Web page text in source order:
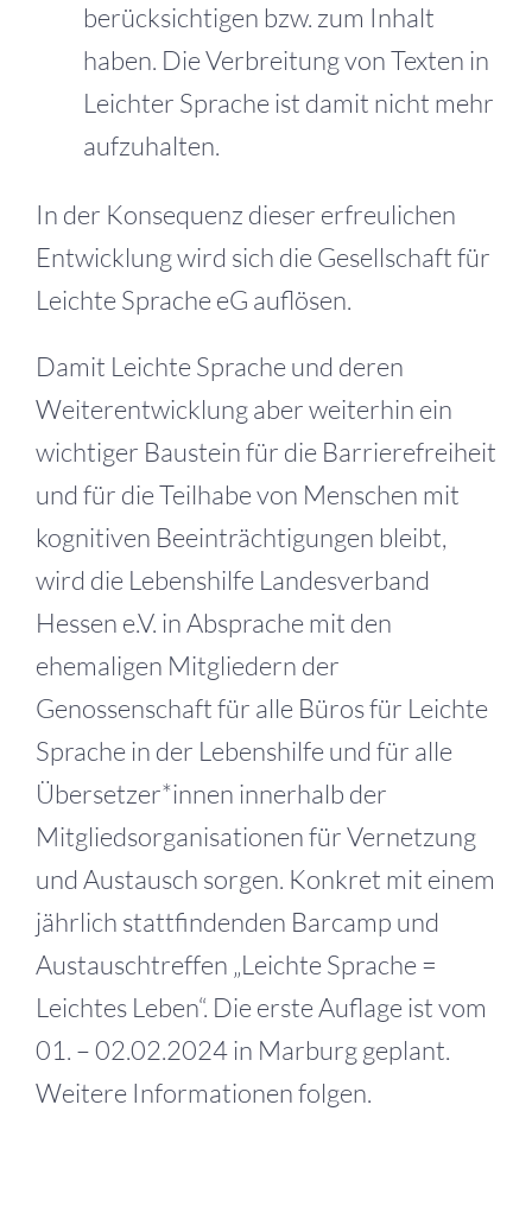
berücksichtigen bzw. zum Inhalt
haben. Die Verbreitung von Texten in
Leichter Sprache ist damit nicht mehr
aufzuhalten.
In der Konsequenz dieser erfreulichen
Entwicklung wird sich die Gesellschaft für
Leichte Sprache eG auflösen.
Damit Leichte Sprache und deren
Weiterentwicklung aber weiterhin ein
wichtiger Baustein für die Barrierefreiheit
und für die Teilhabe von Menschen mit
kognitiven Beeinträchtigungen bleibt,
wird die Lebenshilfe Landesverband
Hessen e.V. in Absprache mit den
ehemaligen Mitgliedern der
Genossenschaft für alle Büros für Leichte
Sprache in der Lebenshilfe und für alle
Übersetzer*innen innerhalb der
Mitgliedsorganisationen für Vernetzung
und Austausch sorgen. Konkret mit einem
jährlich stattfindenden Barcamp und
Austauschtreffen „Leichte Sprache =
Leichtes Leben“. Die erste Auflage ist vom
01. – 02.02.2024 in Marburg geplant.
Weitere Informationen folgen.